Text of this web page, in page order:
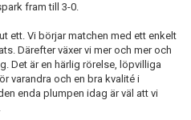
fram till 3-0.
ett. Vi börjar matchen med ett enkelt
Därefter växer vi mer och mer och
Det är en härlig rörelse, löpvilliga
varandra och en bra kvalité i
enda plumpen idag är väl att vi